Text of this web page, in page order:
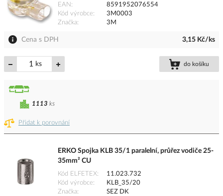
EAN
8591952076554
Kód výrobce
3M0003
Značka
3M
Cena s DPH 3,15 Kč/ks
ks do košíku
Přidat k porovnání
1113 ks
ERKO Spojka KLB 35/1 paralelní, průřez vodiče 25-
35mm² CU
Kód ELFETEX
11.023.732
Kód výrobce
KLB_35/20
Značka
SEZ DK